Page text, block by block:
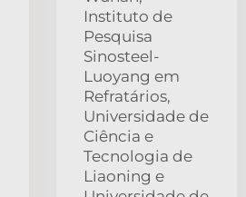
Instituto de
Pesquisa
Sinosteel-
Luoyang em
Refratários,
Universidade de
Ciência e
Tecnologia de
Liaoning e